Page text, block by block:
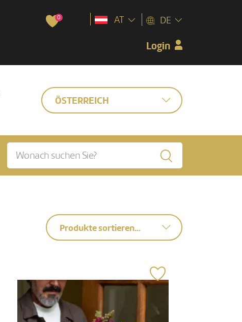
0
Login
AT DE
ÖSTERREICH
Produkte sortieren...